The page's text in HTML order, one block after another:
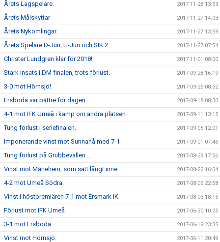
Årets Lagspelare. 2017-11-28 13:53
Årets Målskyttar 2017-11-27 14:03
Årets Nykomlingar. 2017-11-27 13:59
Årets Spelare D-Jun, H-Jun och SIK 2 2017-11-27 07:54
Christer Lundgren klar för 2018! 2017-11-01 08:00
Stark insats i DM-finalen, trots förlust. 2017-09-28 16:19
3-0 mot Hörnsjö! 2017-09-25 08:52
Ersboda var bättre för dagen.. 2017-09-18 08:30
4-1 mot IFK Umeå i kamp om andra platsen. 2017-09-11 13:15
Tung förlust i seriefinalen. 2017-09-05 12:01
Imponerande vinst mot Sunnanå med 7-1 2017-09-01 07:46
Tung förlust på Grubbevallen .... 2017-08-29 17:26
Vinst mot Mariehem, som satt långt inne. 2017-08-22 16:04
4-2 mot Umeå Södra. 2017-08-06 22:58
Vinst i höstpremiären 7-1 mot Ersmark IK 2017-08-03 18:15
Förlust mot IFK Umeå 2017-06-30 10:25
3-1 mot Ersboda 2017-06-19 23:35
Vinst mot Hörnsjö. 2017-06-11 20:49